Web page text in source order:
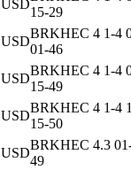
USD
15-29
USD
BRKHEC 4 1-4
01-46
USD
BRKHEC 4 1-4
15-49
USD
BRKHEC 4 1-4
15-50
USD
BRKHEC 4.3
49